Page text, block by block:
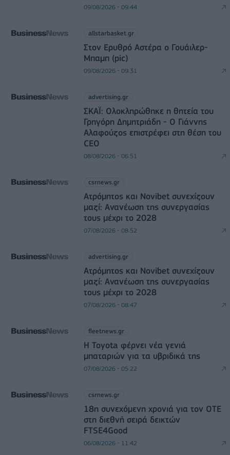
09/08/2026 - 09:44
allstarbasket.gr
Στον Ερυθρό Αστέρα ο Γουάιλερ-
Μπαμπ (pic)
09/08/2026 - 09:31
advertising.gr
ΣΚΑΪ: Ολοκληρώθηκε η θητεία του
Γρηγόρη Δημητριάδη - Ο Γιάννης
Αλαφούζος επιστρέφει στη θέση του
CEO
08/08/2026 - 06:51
csrnews.gr
Ατρόμητος και Novibet συνεχίζουν
μαζί: Ανανέωση της συνεργασίας
τους μέχρι το 2028
07/08/2026 - 08:52
advertising.gr
Ατρόμητος και Novibet συνεχίζουν
μαζί: Ανανέωση της συνεργασίας
τους μέχρι το 2028
07/08/2026 - 08:47
fleetnews.gr
Η Toyota φέρνει νέα γενιά
μπαταριών για τα υβριδικά της
07/08/2026 - 05:22
csrnews.gr
18η συνεχόμενη χρονιά για τον ΟΤΕ
στη διεθνή σειρά δεικτών
FTSE4Good
06/08/2026 - 11:42